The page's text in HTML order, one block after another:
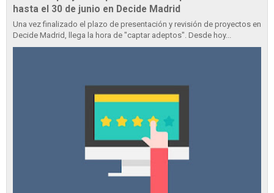
hasta el 30 de junio en Decide Madrid
Una vez finalizado el plazo de presentación y revisión de proyectos en
Decide Madrid, llega la hora de "captar adeptos". Desde hoy...